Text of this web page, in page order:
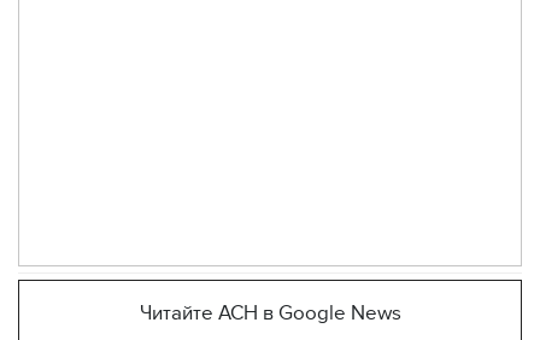
Читайте АСН в Google News